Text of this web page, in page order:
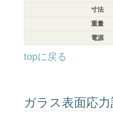
寸法
重量
電源
topに戻る
ガラス表面応